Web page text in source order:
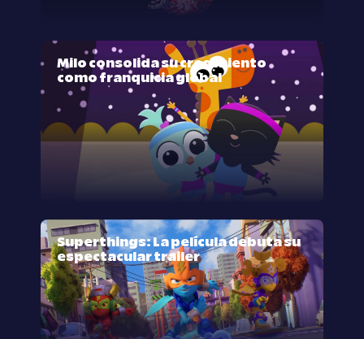
Milo consolida su crecimiento
como franquicia global
Superthings: La película debuta su
espectacular trailer